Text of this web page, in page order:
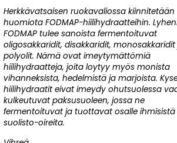
Herkkävatsaisen ruokavaliossa kiinnitetään
huomiota FODMAP-hiilihydraatteihin.
FODMAP tulee sanoista fermentoituvat
oligosakkaridit, disakkaridit,
polyolit. Nämä ovat imeytymättömiä
hiilihydraatteja, joita loytyy myös monista
vihanneksista, hedelmistä ja marjoista.
hiilihydraatit eivat imeydy ohutsuolessa
kulkeutuvat paksusuoleen, jossa ne
fermentoituvat ja tuottavat osalle ihmisistä
suolisto-oireita.